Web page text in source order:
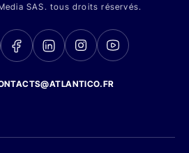
SAS. tous droits réservés.